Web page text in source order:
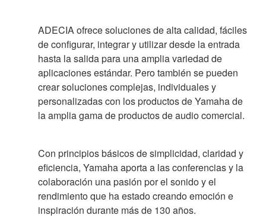
ADECIA ofrece soluciones de alta calidad, fáciles
de configurar, integrar y utilizar desde la entrada
hasta la salida para una amplia variedad de
aplicaciones estándar. Pero también se pueden
crear soluciones complejas, individuales y
personalizadas con los productos de Yamaha de
la amplia gama de productos de audio comercial.
Con principios básicos de simplicidad, claridad y
eficiencia, Yamaha aporta a las conferencias y la
colaboración una pasión por el sonido y el
rendimiento que ha estado creando emoción e
inspiración durante más de 130 años.